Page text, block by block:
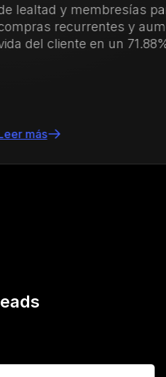
para impulsar las
y aumentar el valor de
71.88%